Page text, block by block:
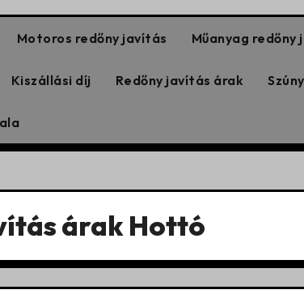
Motoros redőny javítás Műanyag redőny
Kiszállási díj Redőny javítás árak
árak Hottó